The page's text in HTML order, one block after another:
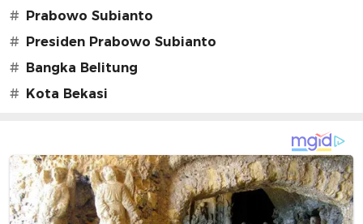
# Prabowo Subianto
# Presiden Prabowo Subianto
# Bangka Belitung
# Kota Bekasi